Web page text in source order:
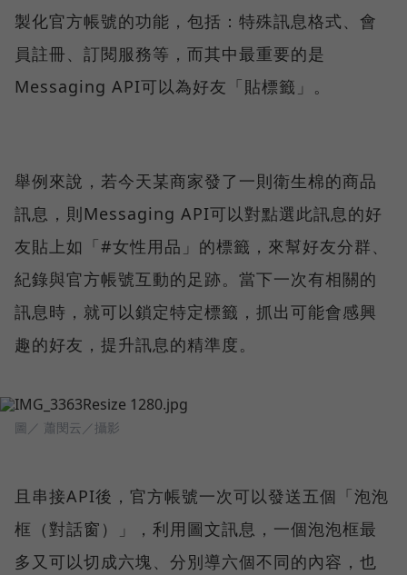
製化官方帳號的功能，包括：特殊訊息格式、會
員註冊、訂閱服務等，而其中最重要的是
Messaging API可以為好友「貼標籤」。
舉例來說，若今天某商家發了一則衛生棉的商品
訊息，則Messaging API可以對點選此訊息的好
友貼上如「#女性用品」的標籤，來幫好友分群、
紀錄與官方帳號互動的足跡。當下一次有相關的
訊息時，就可以鎖定特定標籤，抓出可能會感興
趣的好友，提升訊息的精準度。
圖／ 蕭閔云／攝影
且串接API後，官方帳號一次可以發送五個「泡泡
框（對話窗）」，利用圖文訊息，一個泡泡框最
多又可以切成六塊、分別導六個不同的內容，也